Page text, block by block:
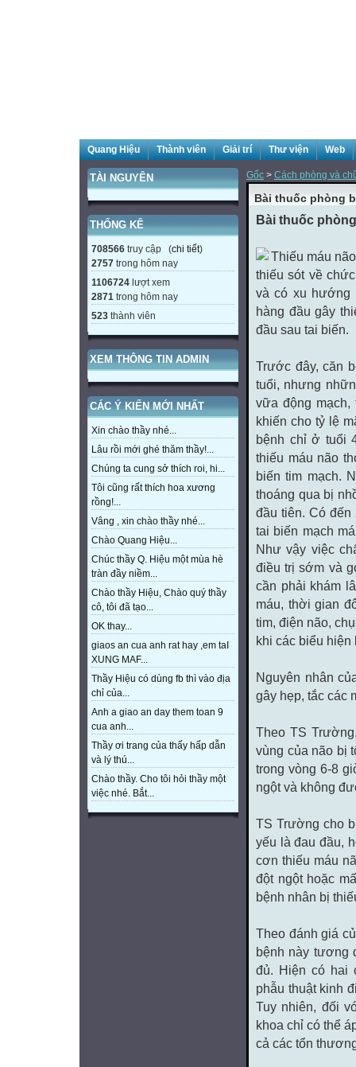
Quang Hiệu Thành viên Giải trí Thư viện Web
TÀI NGUYÊN
THỐNG KÊ
708566 truy cập (chi tiết)
2757 trong hôm nay
1106724 lượt xem
2871 trong hôm nay
523 thành viên
XEM THÔNG TIN ADMIN
CÁC Ý KIẾN MỚI NHẤT
Xin chào thầy nhé...
Lâu rồi mới ghé thăm thầy!...
Chúng ta cung sở thích roi, hi...
Tôi cũng rất thích hoa xương
rồng!...
Vâng , xin chào thầy nhé...
Chào Quang Hiệu...
Chúc thầy Q. Hiệu một mùa hè
tràn đầy niềm...
Chào thầy Hiệu, Chào quý thầy
cô, tôi đã tạo...
OK thay...
giaos an cua anh rat hay ,em taI
XUNG MAF...
Thầy Hiệu có dùng fb thì vào địa
chỉ của...
Anh a giao an day them toan 9
cua anh...
Thầy ơi trang của thấy hấp dẫn
và lý thú...
Chào thầy. Cho tôi hỏi thầy một
việc nhé. Bắt...
Gốc > Cách phòng và
Bài thuốc phòng
Bài thuốc
Thiếu máu
thiếu sót về
và có xu hướng
hàng đầu gây
đầu sau tai biến.
Trước đây, căn
tuổi, nhưng
vữa động mạch,
khiến cho tỷ lệ
bệnh chỉ ở tuổi
thiếu máu não
biến tim mạch.
thoáng qua bị
đầu tiên. Có
tai biến mạch
Như vậy việc
điều trị sớm và
cần phải khám
máu, thời gian
tim, điện não,
khi các biểu hiện
Nguyên nhân
gây hẹp, tắc các
Theo TS
vùng của não bị
trong vòng 6-8
ngột và không
TS Trường cho
yếu là đau đầu,
cơn thiếu máu
đột ngột hoặc
bệnh nhân bị
Theo đánh giá
bệnh này tương
đủ. Hiện có hai
phẫu thuật kinh
Tuy nhiên, đối
khoa chỉ có thể
cả các tổn